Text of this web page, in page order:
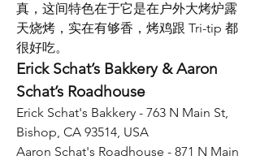
真，这间特色在于它是在户外大烤炉露
天烧烤，实在有够香，烤鸡跟 Tri-tip 都
很好吃。
Erick Schat’s Bakkery & Aaron
Schat’s Roadhouse
Erick Schat's Bakkery - 763 N Main St,
Bishop, CA 93514, USA
Aaron Schat's Roadhouse - 871 N Main